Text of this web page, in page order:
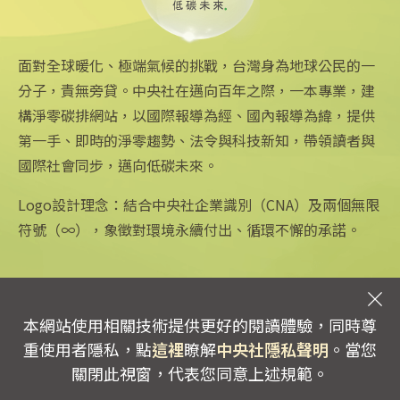
2025/08/11 18:54
專線：0800-256-688 | 信箱：services@mail.cna.com.tw
copyright © 2026 中央通訊社版權所有
中央社網站
中央通訊社
Focus Taiwan
フォーカス台湾
關注更多
友善連結
Android app 下載
公司簡介
企業識別
公開資訊
面對全球暖化、極端氣候的挑戰，台灣身為地球公民的一
分子，責無旁貸。中央社在邁向百年之際，一本專業，建
構淨零碳排網站，以國際報導為經、國內報導為緯，提供
第一手、即時的淨零趨勢、法令與科技新知，帶領讀者與
國際社會同步，邁向低碳未來。
Logo設計理念：結合中央社企業識別（CNA）及兩個無限
符號（∞），象徵對環境永續付出、循環不懈的承諾。
本網站使用相關技術提供更好的閱讀體驗，同時尊
重使用者隱私，點這裡瞭解中央社隱私聲明 。當您
關閉此視窗，代表您同意上述規範。